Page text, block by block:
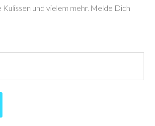
Kulissen und vielem mehr. Melde Dich